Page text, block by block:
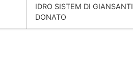
IDRO SISTEM DI GIANSANTI
DONATO